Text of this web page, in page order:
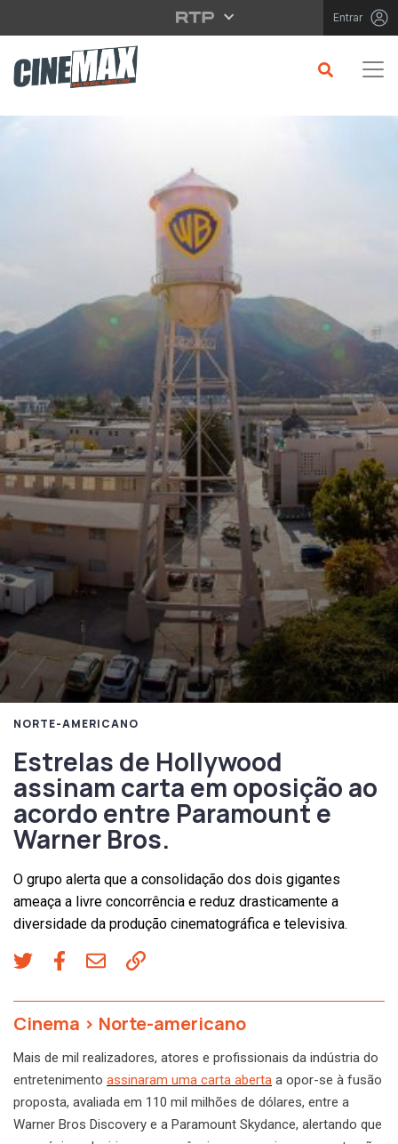
Saltar para o conteúdo principal Entrar
NORTE-AMERICANO
Estrelas de Hollywood
assinam carta em oposição ao
acordo entre Paramount e
Warner Bros.
O grupo alerta que a consolidação dos dois gigantes
ameaça a livre concorrência e reduz drasticamente a
diversidade da produção cinematográfica e televisiva.
Cinema > Norte-americano
Mais de mil realizadores, atores e profissionais da indústria do
entretenimento assinaram uma carta aberta a opor-se à fusão
proposta, avaliada em 110 mil milhões de dólares, entre a
Warner Bros Discovery e a Paramount Skydance, alertando que